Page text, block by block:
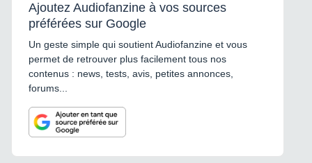
Ajoutez Audiofanzine à vos sources
préférées sur Google
Un geste simple qui soutient Audiofanzine et vous
permet de retrouver plus facilement tous nos
contenus : news, tests, avis, petites annonces,
forums...